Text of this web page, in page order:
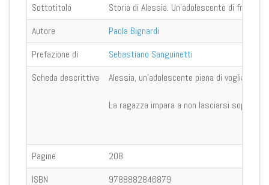
Sottotitolo
Storia di Alessia. Un'adolescente di fronte
Autore
Paola Bignardi
Prefazione di
Sebastiano Sanguinetti
Scheda descrittiva
Alessia, un'adolescente piena di voglia di
La ragazza impara a non lasciarsi
Pagine
208
ISBN
9788882846879